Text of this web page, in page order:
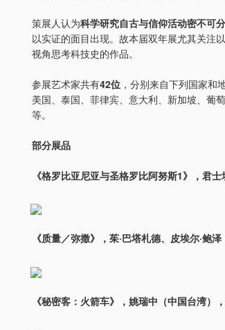
策展人认为科学研究自古与信仰活动密不可分
以实证的面目出现。故本届双年展尤其关注
视角思考科技史的作品。
参展艺术家共有42位 ，分别来自下列国家和
美国、泰国、菲律宾、意大利、新加坡、葡
等。
部分展品
《格罗比亚尼亚与圣格罗比阿努斯1》，君
《质量／弥撒》，茱·巴塔札德、皮埃尔·鲍
《秘密客：火箭车》，姚瑞中（中国台湾）